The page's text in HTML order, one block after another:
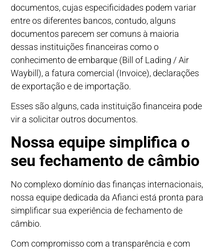
documentos, cujas especificidades podem variar
entre os diferentes bancos, contudo, alguns
documentos parecem ser comuns à maioria
dessas instituições financeiras como o
conhecimento de embarque (Bill of Lading / Air
Waybill), a fatura comercial (Invoice), declarações
de exportação e de importação.
Esses são alguns, cada instituição financeira pode
vir a solicitar outros documentos.
Nossa equipe simplifica o
seu fechamento de câmbio
No complexo domínio das finanças internacionais,
nossa equipe dedicada da Afianci está pronta para
simplificar sua experiência de fechamento de
câmbio.
Com compromisso com a transparência e com